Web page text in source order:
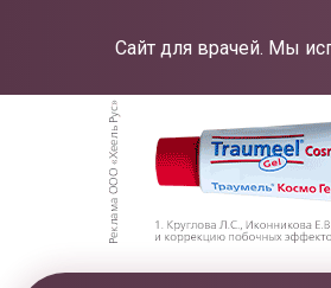
Сайт для врачей. Мы